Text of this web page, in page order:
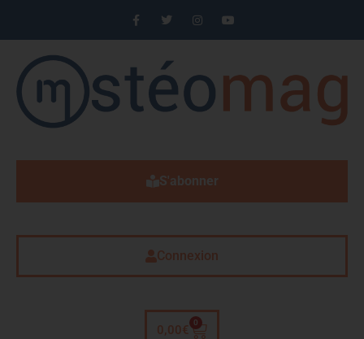
S'abonner
Connexion
0,00 €
0